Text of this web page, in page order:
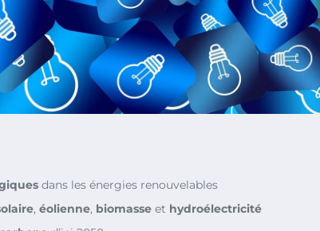
dans les énergies renouvelables
, éolienne, biomasse et hydroélectricité